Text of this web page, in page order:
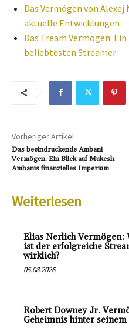
Das Vermögen von
aktuelle Entwicklungen
Das Tream Vermögen:
beliebtesten Streamer
Vorheriger Artikel
Das beeindruckende Ambani
Vermögen: Ein Blick auf Mukesh
Ambanis finanzielles Imperium
Weiterlesen
Elias Nerlich Vermögen:
ist der erfolgreiche
wirklich?
05.08.2026
Robert Downey Jr.
Geheimnis hinter seinem